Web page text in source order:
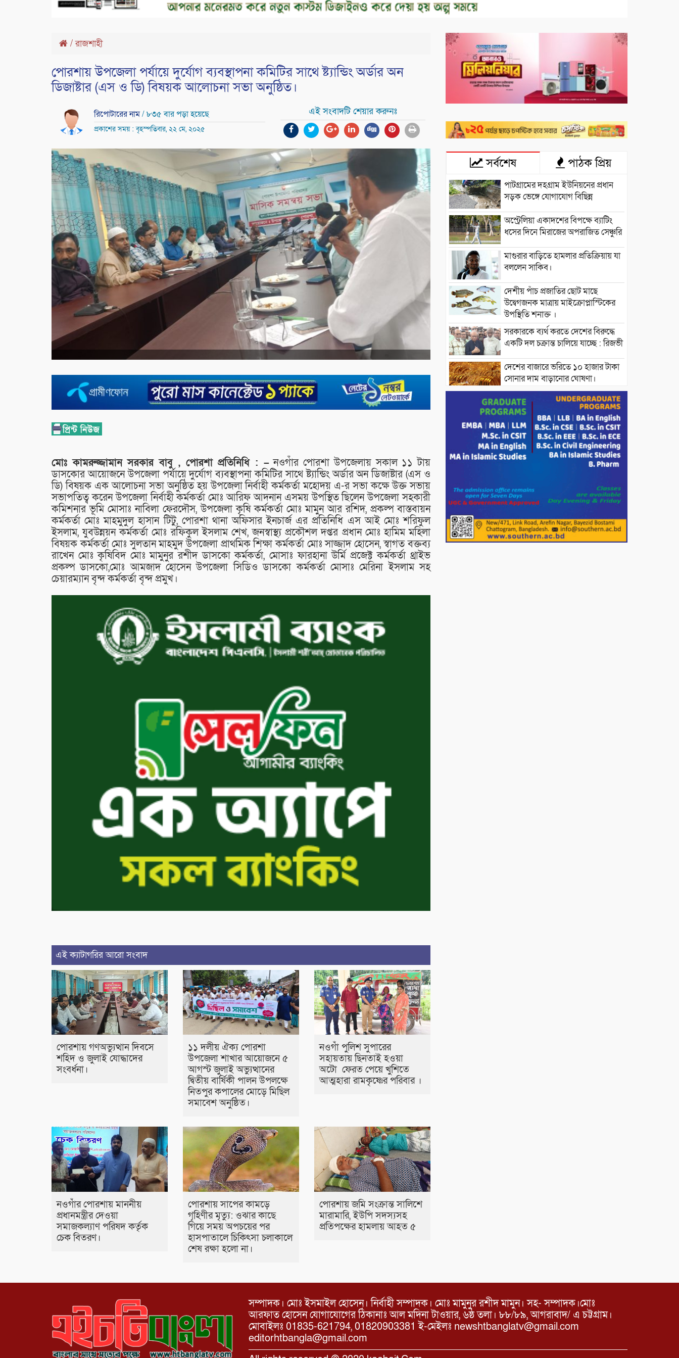
/রাজশাহী
পোরশায় উপজেলা পর্যায়ে দুর্যোগ ব্যবস্থাপনা কমিটির সাথে ষ্ট্যান্ডিং অর্ডার অন
ডিজাষ্টার (এস ও ডি) বিষয়ক আলোচনা সভা অনুষ্ঠিত।
রিপোটারের নাম/ ৮৩৫ বার পড়া হয়েছে
প্রকাশের সময় : বৃহস্পতিবার, ২২ মে, ২০২৫
এই সংবাদটি শেয়ার করুনঃ
মোঃ কামরুজ্জামান সরকার বাবু , পোরশা প্রতিনিধি : –নওগাঁর পোরশা উপজেলায় সকাল ১১ টায়
ডাসকোর আয়োজনে উপজেলা পর্যায়ে দুর্যোগ ব্যবস্থাপনা কমিটির সাথে ষ্ট্যান্ডিং অর্ডার অন ডিজাষ্টার (এস ও
ডি) বিষয়ক এক আলোচনা সভা অনুষ্ঠিত হয় উপজেলা নির্বাহী কর্মকর্তা মহোদয় এ-র সভা কক্ষে উক্ত সভায়
সভাপতিত্ব করেন উপজেলা নির্বাহী কর্মকর্তা মোঃ আরিফ আদনান এসময় উপস্থিত ছিলেন উপজেলা সহকারী
কমিশনার ভূমি মোসাঃ নাবিলা ফেরদৌস, উপজেলা কৃষি কর্মকর্তা মোঃ মামুন আর রশিদ, প্রকল্প বাস্তবায়ন
কর্মকর্তা মোঃ মাহমুদুল হাসান টিটু, পোরশা থানা অফিসার ইনচার্জ এর প্রতিনিধি এস আই মোঃ শরিফুল
ইসলাম, যুবউন্নয়ন কর্মকর্তা মোঃ রফিকুল ইসলাম শেখ, জনস্বাস্থ্য প্রকৌশল দপ্তর প্রধান মোঃ হামিম মহিলা
বিষয়ক কর্মকর্তা মোঃ সুলতান মাহমুদ উপজেলা প্রাথমিক শিক্ষা কর্মকর্তা মোঃ সাজ্জাদ হোসেন, স্বাগত বক্তব্য
রাখেন মোঃ কৃষিবিদ মোঃ মামুনুর রশীদ ডাসকো কর্মকর্তা, মোসাঃ ফারহানা উর্মি প্রজেক্ট কর্মকর্তা থ্রাইভ
প্রকল্প ডাসকো,মোঃ আমজাদ হোসেন উপজেলা সিডিও ডাসকো কর্মকর্তা মোসাঃ মেরিনা ইসলাম সহ
চেয়ারম্যান বৃন্দ কর্মকর্তা বৃন্দ প্রমুখ।
এই ক্যাটাগরির আরো সংবাদ
পোরশায় গণঅভ্যুত্থান দিবসে
শহিদ ও জুলাই যোদ্ধাদের
সংবর্ধনা।
১১ দলীয় ঐক্য পোরশা
উপজেলা শাখার আয়োজনে ৫
আগস্ট জুলাই অভ্যুত্থানের
দ্বিতীয় বার্ষিকী পালন উপলক্ষে
নিতপুর কপালের মোড়ে মিছিল
সমাবেশ অনুষ্ঠিত।
নওগাঁ পুলিশ সুপারের
সহায়তায় ছিনতাই হওয়া
অটো ফেরত পেয়ে খুশিতে
আত্মহারা রামকৃষ্ণের পরিবার ।
নওগাঁর পোরশায় মাননীয়
প্রধানমন্ত্রীর দেওয়া
সমাজকল্যাণ পরিষদ কর্তৃক
চেক বিতরণ।
পোরশায় সাপের কামড়ে
গৃহিণীর মৃত্যু: ওঝার কাছে
গিয়ে সময় অপচয়ের পর
হাসপাতালে চিকিৎসা চলাকালে
শেষ রক্ষা হলো না।
পোরশায় জমি সংক্রান্ত সালিশে
মারামারি, ইউপি সদস্যসহ
প্রতিপক্ষের হামলায় আহত ৫
সর্বশেষ পাঠক প্রিয়
পাটগ্রামের দহগ্রাম ইউনিয়নের প্রধান
সড়ক ভেঙ্গে যোগাযোগ বিছিন্ন
অস্ট্রেলিয়া একাদশের বিপক্ষে ব্যাটিং
ধসের দিনে মিরাজের অপরাজিত সেঞ্চুরি
মাগুরার বাড়িতে হামলার প্রতিক্রিয়ায় যা
বললেন সাকিব।
দেশীয় পাঁচ প্রজাতির ছোট মাছে
উদ্বেগজনক মাত্রায় মাইক্রোপ্লাস্টিকের
উপস্থিতি শনাক্ত ।
সরকারকে ব্যর্থ করতে দেশের বিরুদ্ধে
একটি দল চক্রান্ত চালিয়ে যাচ্ছে : রিজভী
দেশের বাজারে ভরিতে ১০ হাজার টাকা
সোনার দাম বাড়ানোর ঘোষণা।
ভারপ্রাপ্ত রাষ্ট্রপতি হাফিজ উদ্দিন
আহমদের সাথে এইচটি বাংলা অনলাইন
পোর্টাল ও আইপি টিভির সম্পাদক মোঃ
ইসমাইল হোসেনের সৌজন্য সাক্ষাৎ।
পাটগ্রামে জুলাই অভ্যুত্থান দিবস
উপলক্ষে ১১দলীয় গণ মিছিল ও গণ
পোরশায় গণঅভ্যুত্থান দিবসে শহিদ ও
জুলাই যোদ্ধাদের সংবর্ধনা।
১১ দলীয় ঐক্য পোরশা উপজেলা শাখার
আয়োজনে ৫ আগস্ট জুলাই অভ্যুত্থানের
সম্পাদক। মোঃ ইসমাইল হোসেন। নির্বাহী সম্পাদক। মোঃ মামুনুর রশীদ মামুন। সহ- সম্পাদক।মোঃ
আরফাত হোসেন যোগাযোগের ঠিকানাঃ আল মদিনা টাওয়ার, ৬ষ্ঠ তলা। ৮৮/৮৯, আগরাবাদ/ এ চট্টগ্রাম।
মোবাইলঃ 01835-621794, 01820903381 ই-মেইলঃ newshtbanglatv@gmail.com
editorhtbangla@gmail.com